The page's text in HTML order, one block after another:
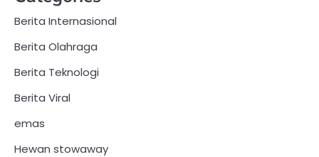
Berita Internasional
Berita Olahraga
Berita Teknologi
Berita Viral
emas
Hewan stowaway